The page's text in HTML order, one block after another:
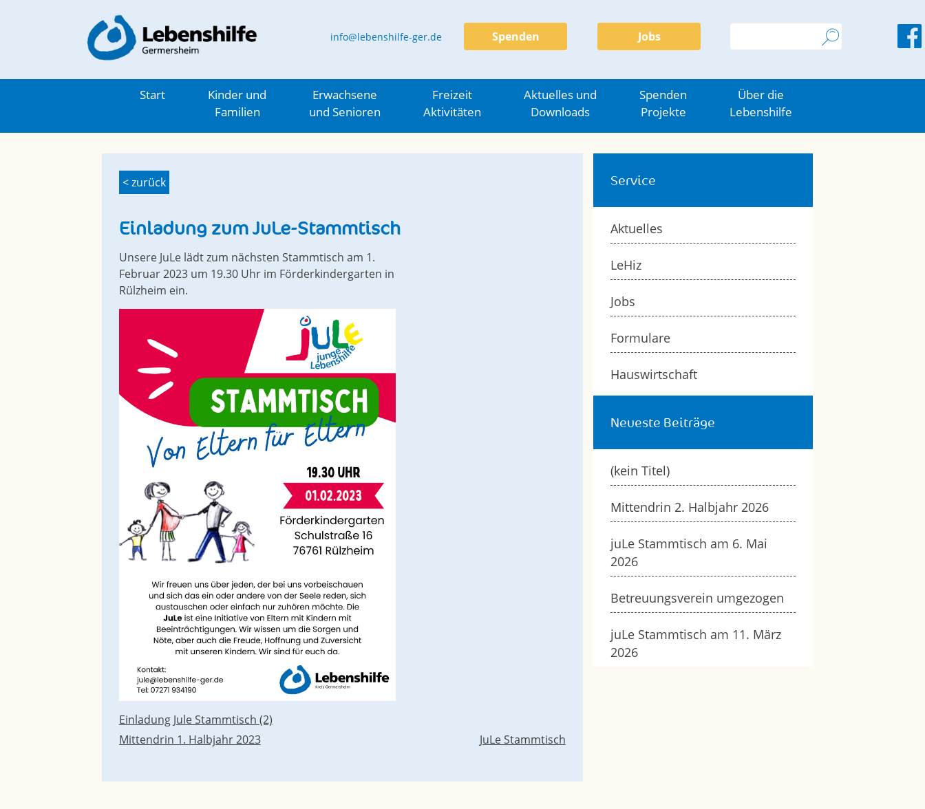
info@lebenshilfe-ger.de Spenden Jobs
Start
Kinder und
Familien
Erwachsene
und Senioren
Freizeit
Aktivitäten
Aktuelles und
Downloads
Spenden
Projekte
Über die
Lebenshilfe
< zurück
Einladung zum JuLe-Stammtisch
Unsere JuLe lädt zum nächsten Stammtisch am 1.
Februar 2023 um 19.30 Uhr im Förderkindergarten in
Rülzheim ein.
Einladung Jule Stammtisch (2)
Beitragsnavigation
Mittendrin 1. Halbjahr 2023 JuLe Stammtisch
Service
Aktuelles
LeHiz
Jobs
Formulare
Hauswirtschaft
Neueste Beiträge
(kein Titel)
Mittendrin 2. Halbjahr 2026
juLe Stammtisch am 6. Mai
2026
Betreuungsverein umgezogen
juLe Stammtisch am 11. März
2026